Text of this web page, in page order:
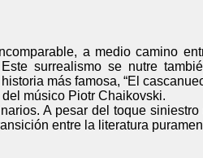
a medio camino
surrealismo se nutre
más famosa, “El
músico Piotr Chaikovski.
A pesar del toque
entre la literatura